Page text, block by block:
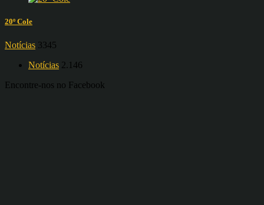
20º Cole
Notícias 3345
Notícias 2.146
Encontre-nos no Facebook